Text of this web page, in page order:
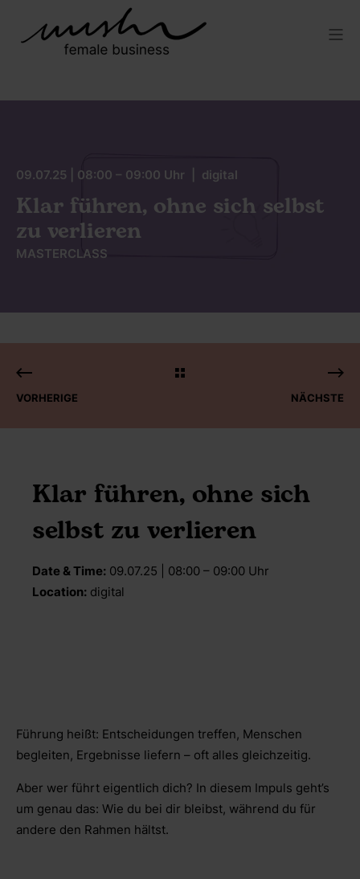
09.07.25 | 08:00 – 09:00 Uhr | digital
Klar führen, ohne sich selbst
zu verlieren
MASTERCLASS
VORHERIGE NÄCHSTE
Klar führen, ohne sich
selbst zu verlieren
Date & Time: 09.07.25 | 08:00 – 09:00 Uhr
Location: digital
Führung heißt: Entscheidungen treffen, Menschen
begleiten, Ergebnisse liefern – oft alles gleichzeitig.
Aber wer führt eigentlich dich? In diesem Impuls geht’s
um genau das: Wie du bei dir bleibst, während du für
andere den Rahmen hältst.